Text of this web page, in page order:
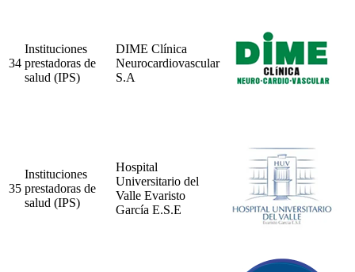
34
Instituciones
prestadoras de
salud (IPS)
DIME Clínica
Neurocardiovascular
S.A
35
Instituciones
prestadoras de
salud (IPS)
Hospital
Universitario del
Valle Evaristo
García E.S.E